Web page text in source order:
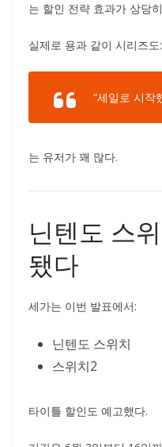
는 할인 전략 효과가 상당
실제로 용과 같이 시리즈도:
“세일로 시작
는 유저가 꽤 많다.
닌텐도 스
됐다
세가는 이번 발표에서:
닌텐도 스위치
스위치2
타이틀 할인도 예고했다.